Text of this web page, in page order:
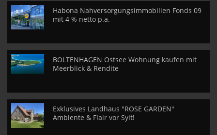
Habona Nahversorgungsimmobilien Fonds 09
mit 4 % netto p.a.
BOLTENHAGEN Ostsee Wohnung kaufen mit
Meerblick & Rendite
Exklusives Landhaus "ROSE GARDEN"
Ambiente & Flair vor Sylt!